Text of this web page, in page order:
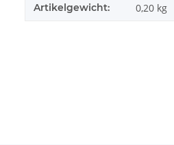
Artikelgewicht: 0,20 kg